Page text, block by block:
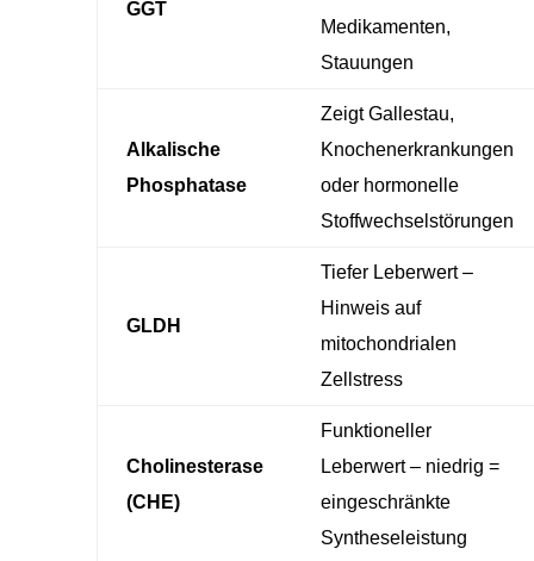
GGT
Medikamenten,
Stauungen
Alkalische
Phosphatase
Zeigt Gallestau,
Knochenerkrankungen
oder hormonelle
Stoffwechselstörungen
GLDH
Tiefer Leberwert –
Hinweis auf
mitochondrialen
Zellstress
Cholinesterase
(CHE)
Funktioneller
Leberwert – niedrig =
eingeschränkte
Syntheseleistung